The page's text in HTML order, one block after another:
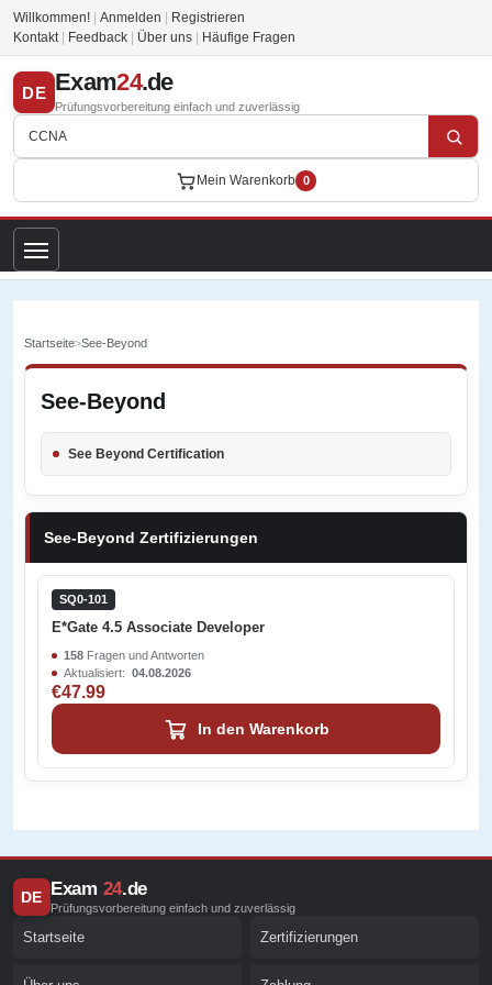
Willkommen! Anmelden
Registrieren
Kontakt
Feedback Über uns Häufige Fragen
DE Exam24.de
Prüfungsvorbereitung einfach und zuverlässig
Mein Warenkorb 0
Startseite>See-Beyond
See-Beyond
See Beyond Certification
See-Beyond Zertifizierungen
SQ0-101
E*Gate 4.5 Associate Developer
158 Fragen und Antworten
Aktualisiert: 04.08.2026
€47.99
In den Warenkorb
DE Exam 24.de
Prüfungsvorbereitung einfach und zuverlässig
Startseite Zertifizierungen